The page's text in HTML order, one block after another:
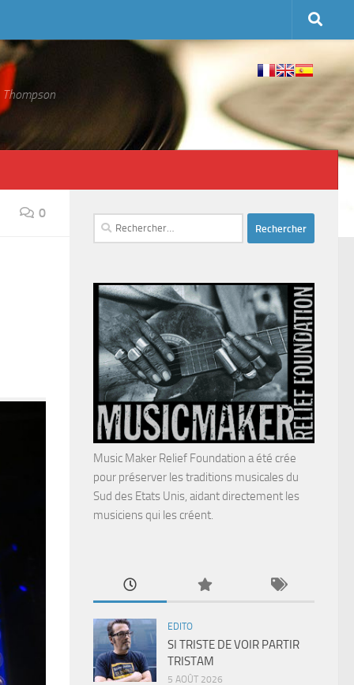
0
Rechercher :
Music Maker Relief Foundation a été crée
pour préserver les traditions musicales du
Sud des Etats Unis, aidant directement les
musiciens qui les créent.
EDITO
SI TRISTE DE VOIR PARTIR
TRISTAM
5 AOÛT 2026